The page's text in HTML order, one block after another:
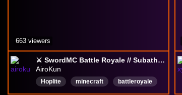
⚔️ SwordMC Battle Royale // Subathon Day 15 // !subathon !lunar !discord
AiroKun
Hoplite minecraft
battleroyale
663 viewers